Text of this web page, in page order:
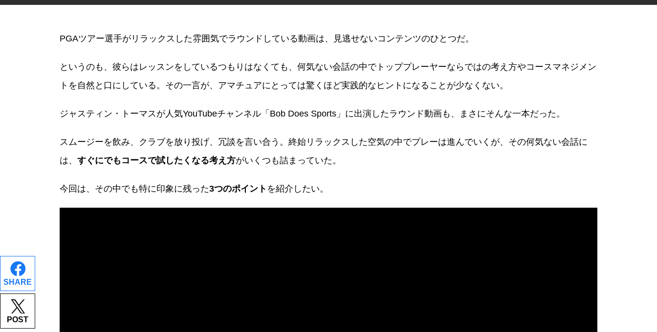
SHARE
POST
PGAツアー選手がリラックスした雰囲気でラウンドしている動画は、見逃せないコンテンツのひとつだ。
というのも、彼らはレッスンをしているつもりはなくても、何気ない会話の中でトッププレーヤーならではの考え方やコースマネジメン
トを自然と口にしている。その一言が、アマチュアにとっては驚くほど実践的なヒントになることが少なくない。
ジャスティン・トーマスが人気YouTubeチャンネル「Bob Does Sports」に出演したラウンド動画も、まさにそんな一本だった。
スムージーを飲み、クラブを放り投げ、冗談を言い合う。終始リラックスした空気の中でプレーは進んでいくが、その何気ない会話に
は、 すぐにでもコースで試したくなる考え方がいくつも詰まっていた。
今回は、その中でも特に印象に残った3つのポイント を紹介したい。